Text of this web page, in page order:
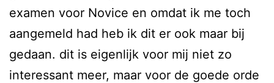
examen voor Novice en omdat ik me toch
aangemeld had heb ik dit er ook maar bij
gedaan. dit is eigenlijk voor mij niet zo
interessant meer, maar voor de goede orde